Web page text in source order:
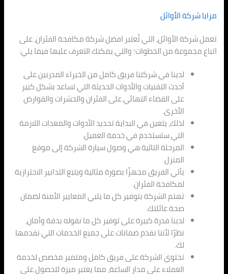
مزايا شركة الأوائل
تعمل شركة الأوائل، التي تُعتبر افضل شركة مكافحة الفئران، على
اتباع مجموعة من الخطوات؛ والتي يمكنك التعرف عليها فيما يلي:
لدينا في شركتنا فريق كامل من الخبراء المدربين على
أحدث التقنيات والأدوات الحديثة التي تساعد بشكل كبير
على القضاء النهائي على الفئران والحشرات والقوارض
الأخرى.
لذلك، يتعين في البداية تحديد الأدوات والمعدات اللازمة
التي ستستخدم في خدمة العميل.
المرحلة التالية هي وصول سيارة الشركة إلى موقع
المنزل.
يأتي الفريق مجهزًا بصورة مثالية ويتبع التدابير الاحترازية
لمكافحة الفئران.
تهتم الشركة بتوفير كل ما يلبي المعايير الأمنة لضمان
صحة عائلتك.
لدينا قدرة كبيرة على توفير كل ما نقوله بدقة وأمان،
نظرًا لأننا نقدم ضمانات على جميع الخدمات التي نقدمها
لك.
تحتوي الشركة على فريق كامل ومتميز مخصص لخدمة
العملاء على مدار الساعة، مما يعتبر ميزة للحصول على